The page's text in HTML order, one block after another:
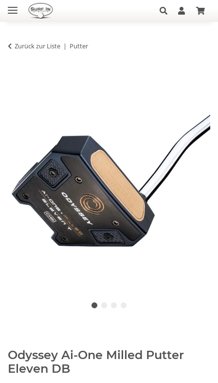
Zurück zur Liste Putter
Odyssey Ai-One Milled Putter
Eleven DB